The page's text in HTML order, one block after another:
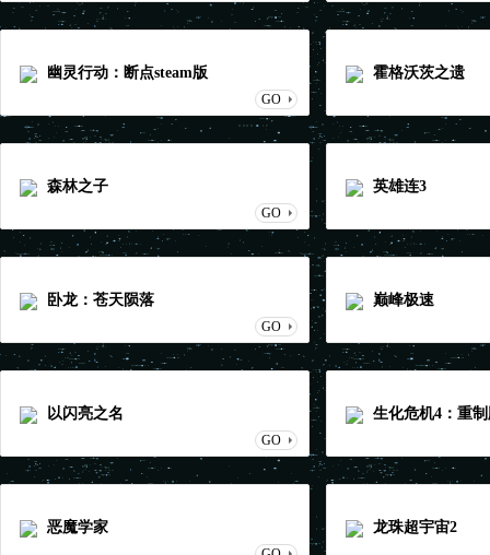
幽灵行动：断点steam版
GO
霍格沃茨之遗
森林之子
GO
英雄连3
卧龙：苍天陨落
GO
巅峰极速
以闪亮之名
GO
生化危机4：重
恶魔学家 龙珠超宇宙2